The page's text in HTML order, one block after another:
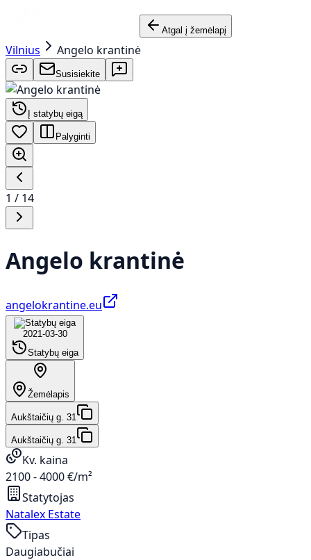
Atgal į žemėlapį
Vilnius Angelo krantinė
Susisiekite
Į statybų eigą
Palyginti
1 / 14
Angelo krantinė
angelokrantine.eu
2021-03-30
Statybų eiga
Žemėlapis
Aukštaičių g. 31
Aukštaičių g. 31
Kv. kaina
2100 - 4000 €/m²
Statytojas
Natalex Estate
Tipas
Daugiabučiai